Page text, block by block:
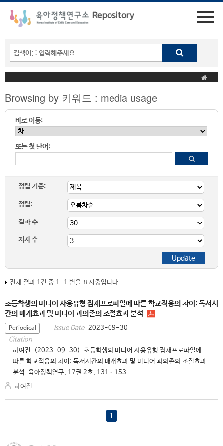
Browsing by 키워드 : media usage
바로 이동:
또는 첫 단어:
정렬 기준:
정렬:
결과 수
저자 수
전체 결과 1건 중 1-1 번을 표시중입니다.
초등학생의 미디어 사용유형 잠재프로파일에 따른 학교적응의 차이: 독서시
간의 매개효과 및 미디어 과의존의 조절효과 분석
Periodical Issue Date 2023-09-30
Citation
하여진. (2023-09-30). 초등학생의 미디어 사용유형 잠재프로파일에
따른 학교적응의 차이: 독서시간의 매개효과 및 미디어 과의존의 조절효과
분석. 육아정책연구, 17권 2호, 131–153.
하여진
1